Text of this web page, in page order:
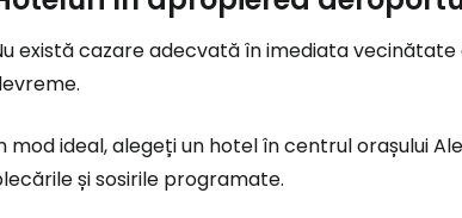
există cazare adecvată în imediata
mod ideal, alegeți un hotel în centrul orașului
și sosirile programate.